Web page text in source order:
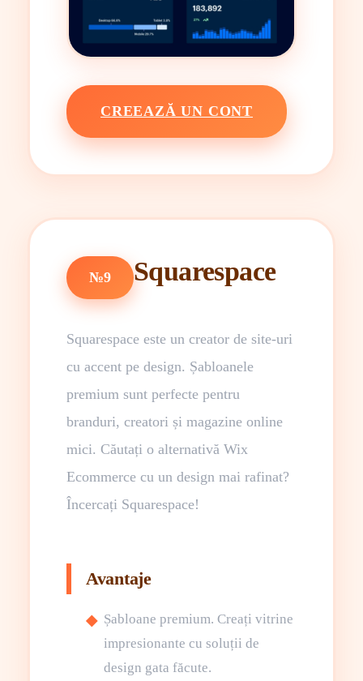
CREEAZĂ UN CONT
№9 Squarespace
Squarespace este un creator de site-uri
cu accent pe design. Șabloanele
premium sunt perfecte pentru
branduri, creatori și magazine online
mici. Căutați o alternativă Wix
Ecommerce cu un design mai rafinat?
Încercați Squarespace!
Avantaje
Șabloane premium. Creați vitrine
impresionante cu soluții de
design gata făcute.